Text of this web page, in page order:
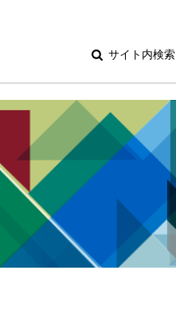
サイト内検索